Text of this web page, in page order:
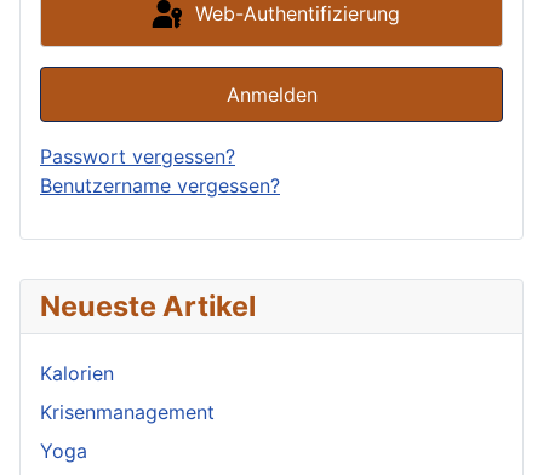
Neueste Artikel
Kalorien
Krisenmanagement
Yoga
Web-Authentifizierung
Anmelden
Passwort vergessen?
Benutzername vergessen?